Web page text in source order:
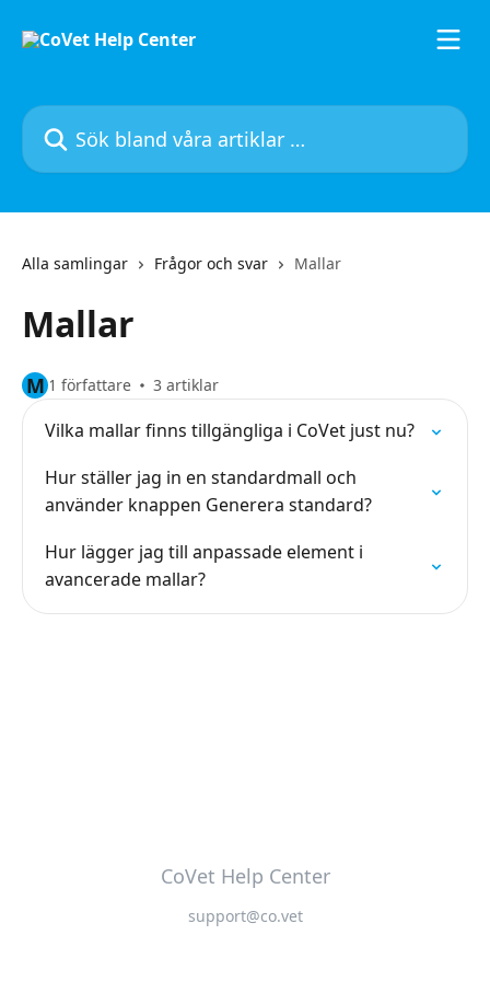
Sök bland våra artiklar …
Alla samlingar Frågor och svar Mallar
Mallar
M 1 författare 3 artiklar
Vilka mallar finns tillgängliga i CoVet just nu?
Hur ställer jag in en standardmall och
använder knappen Generera standard?
Hur lägger jag till anpassade element i
avancerade mallar?
CoVet Help Center
support@co.vet